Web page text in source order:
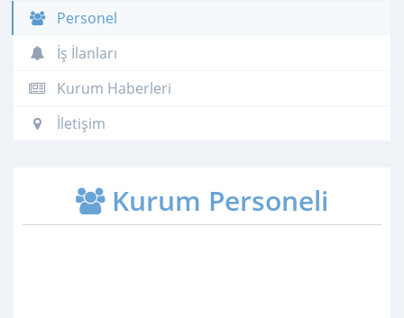
Personel
İş İlanları
Kurum Haberleri
İletişim
Kurum Personeli